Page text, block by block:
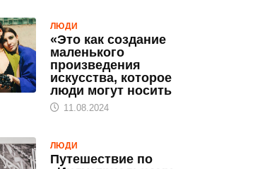
ЛЮДИ
«Это как создание
маленького
произведения
искусства, которое
люди могут носить
11.08.2024
ЛЮДИ
Путешествие по